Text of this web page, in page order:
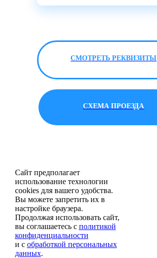
СМОТРЕТЬ РЕКВИЗИТЫ
СХЕМА ПРОЕЗДА
Сайт предполагает
использование технологии
cookies для вашего удобства.
Вы можете запретить их в
настройке браузера.
Продолжая использовать сайт,
вы соглашаетесь с политикой
конфиденциальности
и с обработкой персональных
данных.